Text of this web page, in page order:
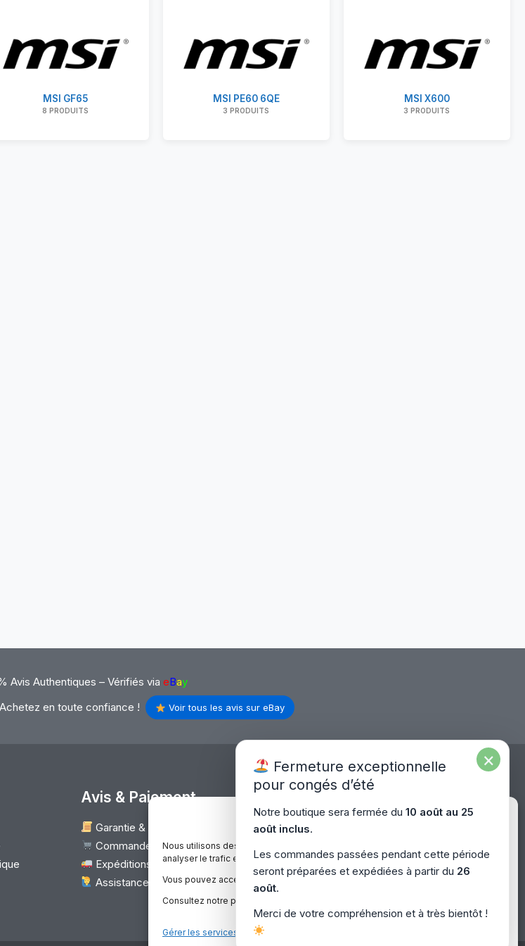
Gérer le consentement
Nous utilisons des cookies pour améliorer votre expérience sur notre site,
analyser le trafic et proposer des contenus personnalisés.
Vous pouvez accepter, refuser ou gérer vos préférences à tout moment.
Consultez notre politique de confidentialité pour plus d’informations.
Gérer les services
MSI GF65
8 PRODUITS
MSI PE60 6QE
3 PRODUITS
MSI X600
3 PRODUITS
Avis Authentiques – Vérifiés via eBay
en toute confiance !
Voir tous les avis sur eBay
Avis & Paiement
Garantie & Satisfaction
Commander
Expéditions & Retours – Europe
Assistance client
Livraison rapide dans toute l’Europe via
“ Mondial Relay&Colissimo
×
Fermeture exceptionnelle
pour congés d’été
Notre boutique sera fermée du 10 août au 25
août inclus.
Les commandes passées pendant cette période
seront préparées et expédiées à partir du 26
août.
Merci de votre compréhension et à très bientôt !